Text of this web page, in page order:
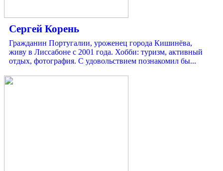
Сергей Корень
Гражданин Португалии, уроженец города Кишинёва,
живу в Лиссабоне с 2001 года. Хобби: туризм, активный
отдых, фотография. С удовольствием познакомил бы...